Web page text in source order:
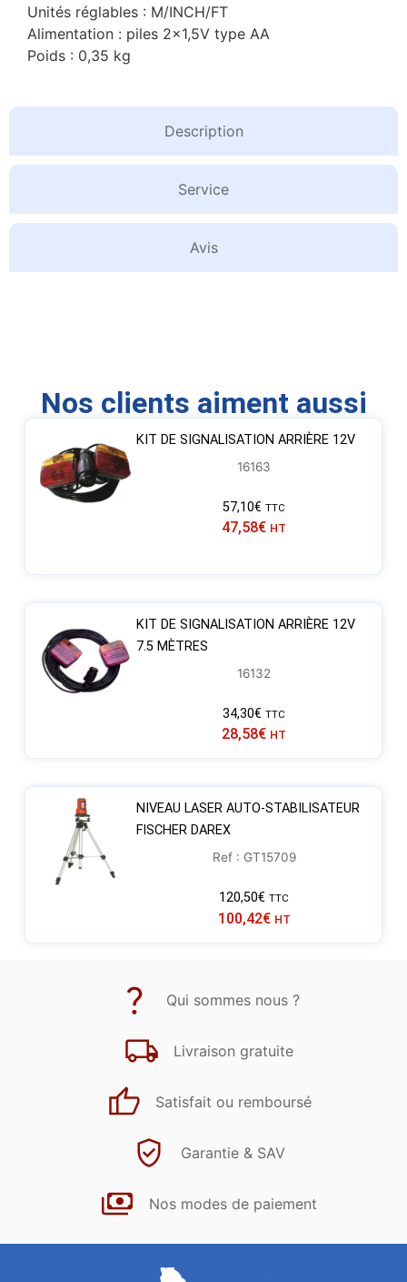
Description
Service
Avis
Unités réglables : M/INCH/FT
Alimentation : piles 2×1,5V type AA
Poids : 0,35 kg
Nos clients aiment aussi
KIT DE SIGNALISATION ARRIÈRE 12V
16163
57,10€ TTC
47,58€ HT
KIT DE SIGNALISATION ARRIÈRE 12V
7.5 MÈTRES
16132
34,30€ TTC
28,58€ HT
NIVEAU LASER AUTO-STABILISATEUR
FISCHER DAREX
Ref : GT15709
120,50€ TTC
100,42€ HT
Qui sommes nous ?
Livraison gratuite
Satisfait ou remboursé
Garantie & SAV
Nos modes de paiement